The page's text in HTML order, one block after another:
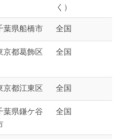
く）
葉県船橋市 全国
京都葛飾区 全国
京都江東区 全国
葉県鎌ケ谷
全国